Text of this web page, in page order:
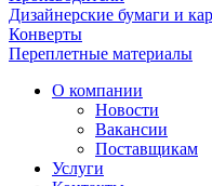
Дизайнерские бумаги и
Конверты
Переплетные материалы
О компании
Новости
Вакансии
Поставщикам
Услуги